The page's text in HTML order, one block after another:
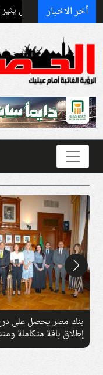
أخر الاخبار
مع إسرائيل يثير
خلال عام واحد